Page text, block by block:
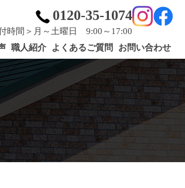
職人紹介 よくあるご質問 お問い合わせ
0120-35-1074
時間＞月～土曜日 9:00～17:00